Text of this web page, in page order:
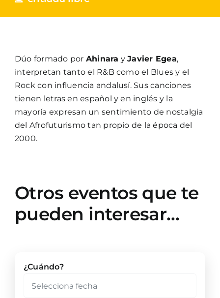
Dúo formado por Ahinara yJavier Egea,
interpretan tanto el R&B como el Blues y el
Rock con influencia andalusí. Sus canciones
tienen letras en español y en inglés y la
mayoría expresan un sentimiento de nostalgia
del Afrofuturismo tan propio de la época del
2000.
Otros eventos que te
pueden interesar…
¿Cuándo?